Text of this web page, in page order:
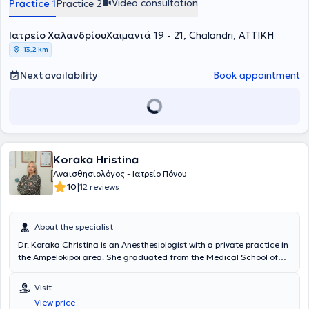
including the Hellenic Society of Algology, the Hellenic Society of
the British Pain Society, the British Acupuncture Society, the
International Neuromodulation Society, and the British Association
of Medical Hypnosis, and is also registered with the Cyprus Medical
Registry.
Practice 1Practice 2 Video consultation
Ιατρείο ΧαλανδρίουΧαϊμαντά 19 - 21, Chalandri, ΑΤΤΙΚΗ
13,2 km
Next availability Book appointment
Koraka Hristina
Αναισθησιολόγος - Ιατρείο Πόνου
10|12 reviews
About the specialist
Dr. Koraka Christina is an Anesthesiologist with a private practice in
the Ampelokipoi area. She graduated from the Medical School of
anesthesiology specialty at the General Hospital of Athens
"Hippokration" in 2005. For many years, she has been involved in
clinical anesthesiology, performing numerous surgical procedures in
Visit
View price